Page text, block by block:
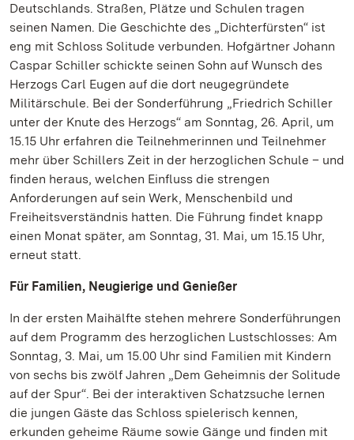
Deutschlands. Straßen, Plätze und Schulen tragen
seinen Namen. Die Geschichte des „Dichterfürsten“ ist
eng mit Schloss Solitude verbunden. Hofgärtner Johann
Caspar Schiller schickte seinen Sohn auf Wunsch des
Herzogs Carl Eugen auf die dort neugegründete
Militärschule. Bei der Sonderführung „Friedrich Schiller
unter der Knute des Herzogs“ am Sonntag, 26. April, um
15.15 Uhr erfahren die Teilnehmerinnen und Teilnehmer
mehr über Schillers Zeit in der herzoglichen Schule – und
finden heraus, welchen Einfluss die strengen
Anforderungen auf sein Werk, Menschenbild und
Freiheitsverständnis hatten. Die Führung findet knapp
einen Monat später, am Sonntag, 31. Mai, um 15.15 Uhr,
erneut statt.
Für Familien, Neugierige und Genießer
In der ersten Maihälfte stehen mehrere Sonderführungen
auf dem Programm des herzoglichen Lustschlosses: Am
Sonntag, 3. Mai, um 15.00 Uhr sind Familien mit Kindern
von sechs bis zwölf Jahren „Dem Geheimnis der Solitude
auf der Spur“. Bei der interaktiven Schatzsuche lernen
die jungen Gäste das Schloss spielerisch kennen,
erkunden geheime Räume sowie Gänge und finden mit